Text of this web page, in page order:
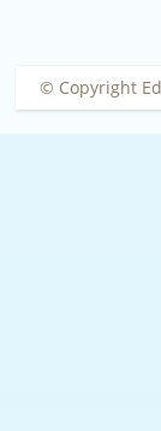
© Copyright